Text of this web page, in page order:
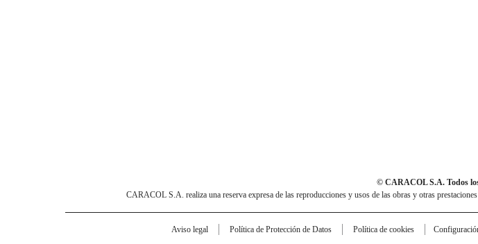
© CARACOL S.A. Todos
CARACOL S.A. realiza una reserva expresa de las reproducciones y usos de las obras y otras
Aviso legal Política de Protección de Datos Política de cookies